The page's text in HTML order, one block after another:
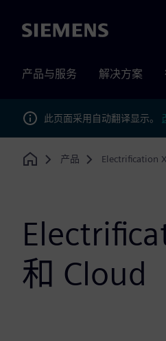
Siemens
产品与服务 解决方案
此页面采用自动翻译显示。
Home
产品 Electrification X
和 Cloud